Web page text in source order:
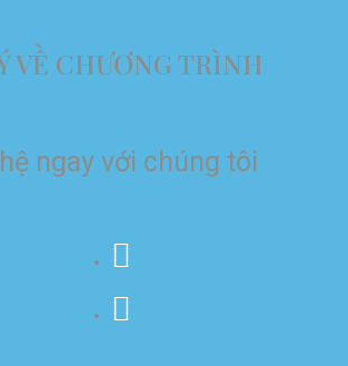
VỀ CHƯƠNG TRÌNH
ngay với chúng tôi